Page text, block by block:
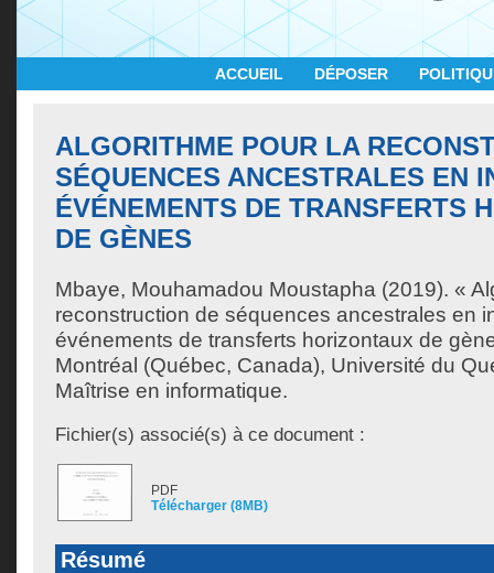
ACCUEIL DÉPOSER
ALGORITHME POUR LA
SÉQUENCES ANCESTRALES EN
ÉVÉNEMENTS DE TRANSFERTS
DE GÈNES
Mbaye, Mouhamadou Moustapha (2019). «
reconstruction de séquences ancestrales en
événements de transferts horizontaux de
Montréal (Québec, Canada), Université du
Maîtrise en informatique.
Fichier(s) associé(s) à ce document :
PDF
Télécharger (8MB)
Résumé